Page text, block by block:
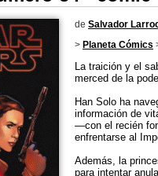
de Salvador
> Planeta Cómics
La traición y el
merced de la
Han Solo ha
información de
—con el recién
enfrentarse al
Además, la
para intentar